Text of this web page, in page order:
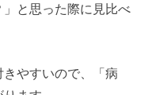
と思った際に見比べ
やすいので、「病